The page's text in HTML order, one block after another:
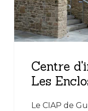
Centre
Les
Le CIAP de